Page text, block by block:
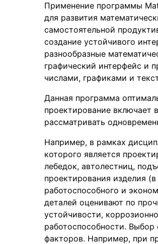
Применение программы
для развития
самостоятельной
создание устойчивого
разнообразные
графический интерфейс и
числами, графиками и
Данная программа
проектирование включает
рассматривать
Например, в рамках
которого является
лебедок, автолестниц,
проектирования изделия
работоспособного и
деталей оценивают по
устойчивости,
работоспособности.
факторов. Например, при